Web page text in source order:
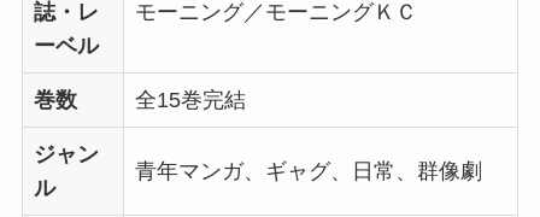
誌・レ
ーベル
モーニング／モーニングＫＣ
巻数 全15巻完結
ジャン
ル
青年マンガ、ギャグ、日常、群像劇